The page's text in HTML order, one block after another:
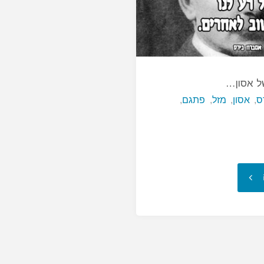
אסון…
, אסון, מזל, פתגם,
"יש